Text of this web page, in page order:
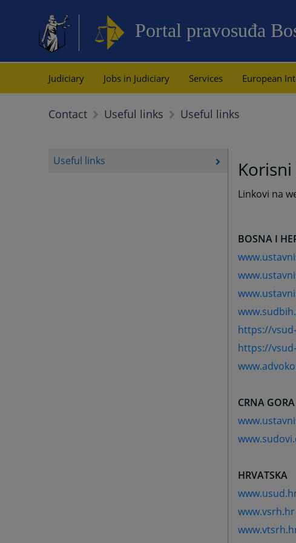
Portal pravosuđa
Judiciary Jobs in Judiciary Services European
Contact Useful links Useful links
Useful links
Linkovi na
BOSNA I
https://
https://
CRNA GORA
HRVATSKA
www.vsrh.hr